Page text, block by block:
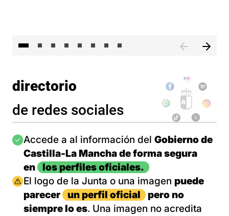
directorio
de redes sociales
Imagen
Accede a al información del Gobierno de
Castilla-La Mancha de forma segura
en
los perfiles oficiales.
Imagen
El logo de la Junta o una imagen puede
parecer
un perfil oficial
pero no
siempre lo es. Una imagen no acredita